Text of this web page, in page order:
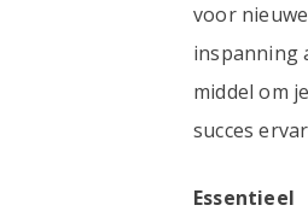
voor
inspanning
middel om
succes
Essentieel